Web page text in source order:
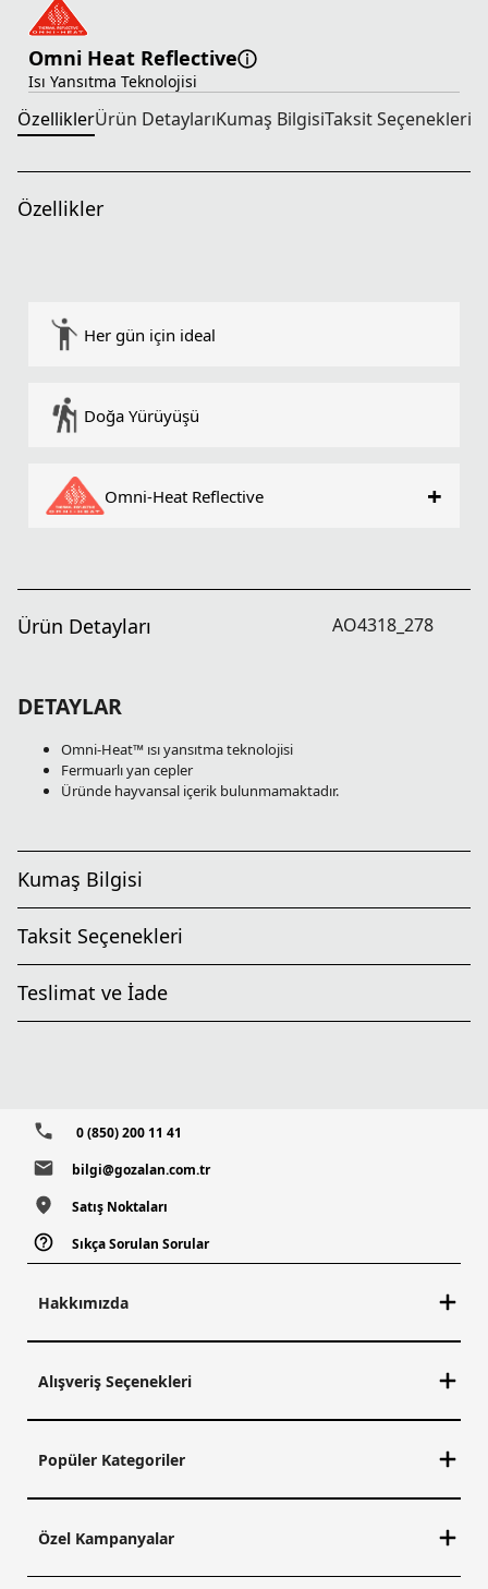
Omni Heat Reflective
Isı Yansıtma Teknolojisi
ÖzelliklerÜrün DetaylarıKumaş BilgisiTaksit Seçenekleri
Özellikler
Her gün için ideal
Doğa Yürüyüşü
Omni-Heat Reflective +
Ürün Detayları AO4318_278
DETAYLAR
Omni-Heat™ ısı yansıtma teknolojisi
Fermuarlı yan cepler
Üründe hayvansal içerik bulunmamaktadır.
Kumaş Bilgisi
Taksit Seçenekleri
Teslimat ve İade
0 (850) 200 11 41
bilgi@gozalan.com.tr
Satış Noktaları
Sıkça Sorulan Sorular
Hakkımızda
Alışveriş Seçenekleri
Popüler Kategoriler
Özel Kampanyalar